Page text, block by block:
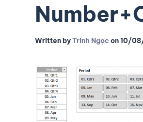
Written byTrinh Ngọc on10/